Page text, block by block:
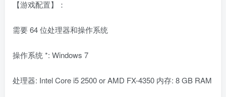
【游戏配置】：
需要 64 位处理器和操作系统
操作系统 *: Windows 7
处理器: Intel Core i5 2500 or AMD FX-4350 内存: 8 GB RAM